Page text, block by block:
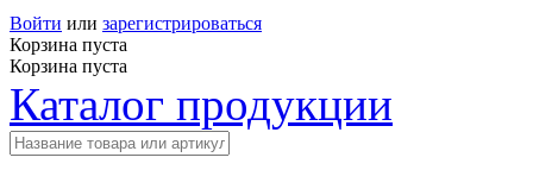
Войти или зарегистрироваться
Корзина пуста
Корзина пуста
Каталог продукции